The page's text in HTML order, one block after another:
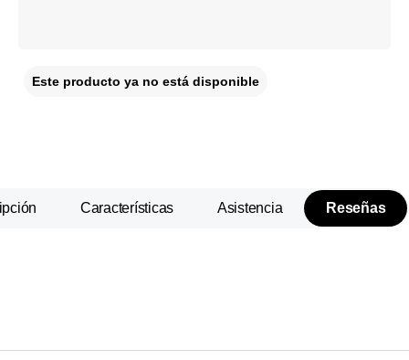
Este producto ya no está disponible
Características Asistencia Reseñas